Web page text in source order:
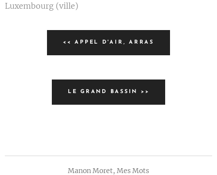
Luxembourg (ville)
<< APPEL D'AIR, ARRAS
LE GRAND BASSIN >>
Manon Moret, Mes Mots